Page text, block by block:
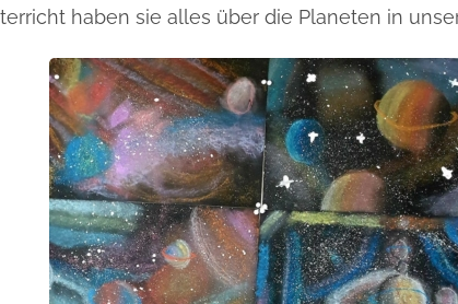
haben sie alles über die Planeten in